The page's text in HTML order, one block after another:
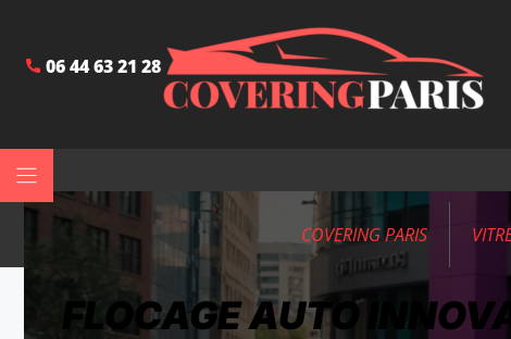
06 44 63 21 28
COVERING PARIS
FLOCAGE AUTO